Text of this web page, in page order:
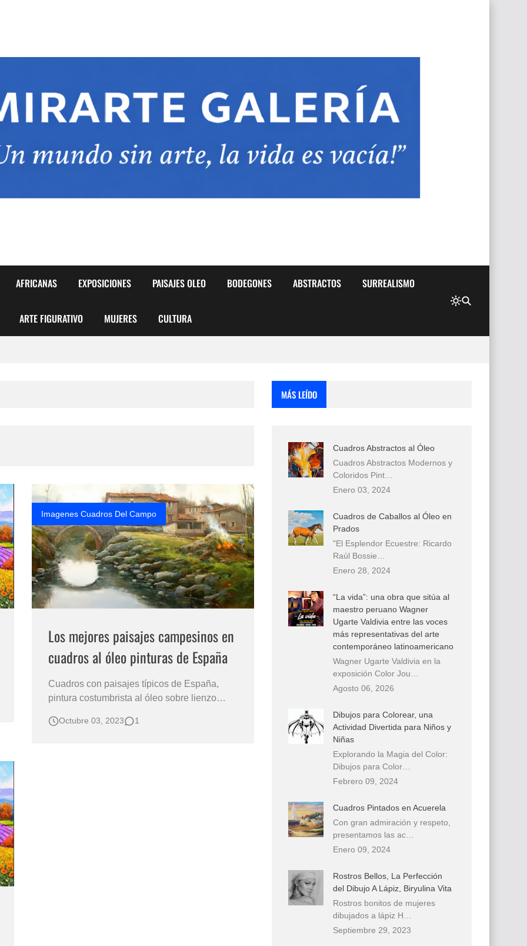
AFRICANAS EXPOSICIONES PAISAJES OLEO BODEGONES ABSTRACTOS SURREALISMO
ARTE FIGURATIVO MUJERES CULTURA
Biryulina Vita
Bellas del Mundo
Imagenes Cuadros Del Campo
Los mejores paisajes campesinos en
cuadros al óleo pinturas de España
Cuadros con paisajes típicos de España,
pintura costumbrista al óleo sobre lienzo
España es un paisaje muy rico en su
Octubre 03, 2023 1
MÁS LEÍDO
Cuadros Abstractos al Óleo
Cuadros Abstractos Modernos y
Coloridos Pint…
Enero 03, 2024
Cuadros de Caballos al Óleo en
Prados
"El Esplendor Ecuestre: Ricardo
Raúl Bossie…
Enero 28, 2024
“La vida”: una obra que sitúa al
maestro peruano Wagner
Ugarte Valdivia entre las voces
más representativas del arte
contemporáneo latinoamericano
Wagner Ugarte Valdivia en la
exposición Color Jou…
Agosto 06, 2026
Dibujos para Colorear, una
Actividad Divertida para Niños y
Niñas
Explorando la Magia del Color:
Dibujos para Color…
Febrero 09, 2024
Cuadros Pintados en Acuerela
Con gran admiración y respeto,
presentamos las ac…
Enero 09, 2024
Rostros Bellos, La Perfección
del Dibujo A Lápiz, Biryulina Vita
Rostros bonitos de mujeres
dibujados a lápiz H…
Septiembre 29, 2023